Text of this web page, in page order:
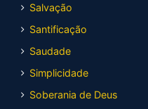
Salvação
Santificação
Saudade
Simplicidade
Soberania de Deus